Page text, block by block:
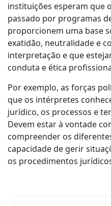
instituições esperam que
passado por programas
proporcionem uma base
exatidão, neutralidade e
interpretação e que
conduta e ética
Por exemplo, as forças
que os intérpretes
jurídico, os processos e
Devem estar à vontade
compreender os
capacidade de gerir
os procedimentos